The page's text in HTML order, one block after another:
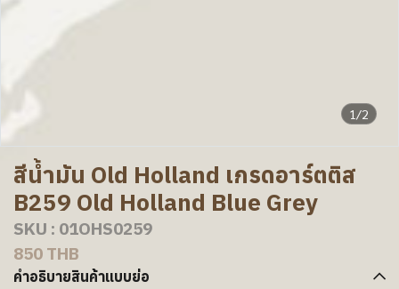
1/2
สีน้ำมัน Old Holland เกรดอาร์ตติส
B259 Old Holland Blue Grey
SKU : 01OHS0259
850 THB
คำอธิบายสินค้าแบบย่อ